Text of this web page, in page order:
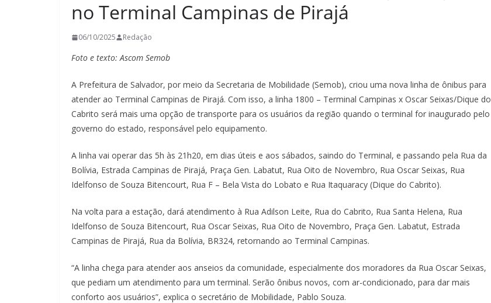
no Terminal Campinas de Pirajá
06/10/2025 Redação
Foto e texto: Ascom Semob
A Prefeitura de Salvador, por meio da Secretaria de Mobilidade (Semob), criou uma nova linha de ônibus para
atender ao Terminal Campinas de Pirajá. Com isso, a linha 1800 – Terminal Campinas x Oscar Seixas/Dique do
Cabrito será mais uma opção de transporte para os usuários da região quando o terminal for inaugurado pelo
governo do estado, responsável pelo equipamento.
A linha vai operar das 5h às 21h20, em dias úteis e aos sábados, saindo do Terminal, e passando pela Rua da
Bolívia, Estrada Campinas de Pirajá, Praça Gen. Labatut, Rua Oito de Novembro, Rua Oscar Seixas, Rua
Idelfonso de Souza Bitencourt, Rua F – Bela Vista do Lobato e Rua Itaquaracy (Dique do Cabrito).
Na volta para a estação, dará atendimento à Rua Adilson Leite, Rua do Cabrito, Rua Santa Helena, Rua
Idelfonso de Souza Bitencourt, Rua Oscar Seixas, Rua Oito de Novembro, Praça Gen. Labatut, Estrada
Campinas de Pirajá, Rua da Bolívia, BR324, retornando ao Terminal Campinas.
“A linha chega para atender aos anseios da comunidade, especialmente dos moradores da Rua Oscar Seixas,
que pediam um atendimento para um terminal. Serão ônibus novos, com ar-condicionado, para dar mais
conforto aos usuários”, explica o secretário de Mobilidade, Pablo Souza.